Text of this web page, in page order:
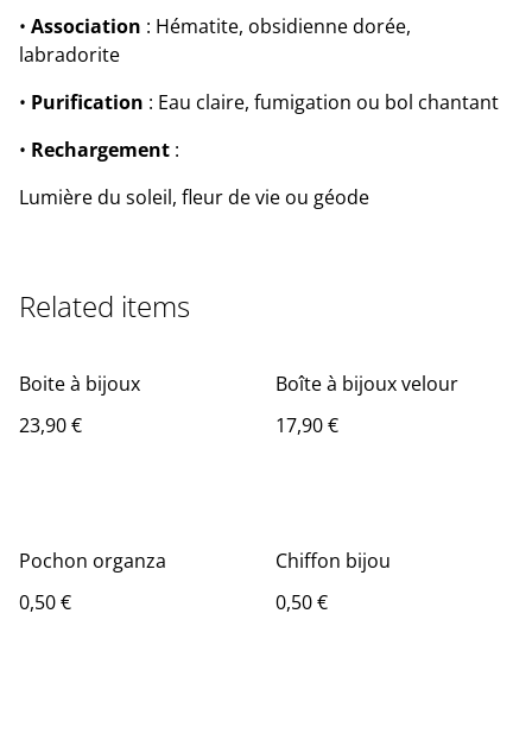
• Association : Hématite, obsidienne dorée,
labradorite
• Purification : Eau claire, fumigation ou bol chantant
• Rechargement :
Lumière du soleil, fleur de vie ou géode
Related items
Boite à bijoux
23,90 €
Boîte à bijoux velour
17,90 €
Pochon organza
0,50 €
Chiffon bijou
0,50 €